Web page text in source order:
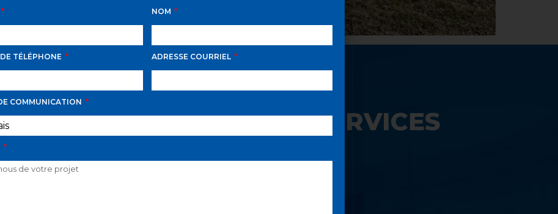
AVILA PROPOSE LES SERVICES
SON GUICHET UNIQUE:
NOM
TÉLÉPHONE ADRESSE COURRIEL
COMMUNICATION